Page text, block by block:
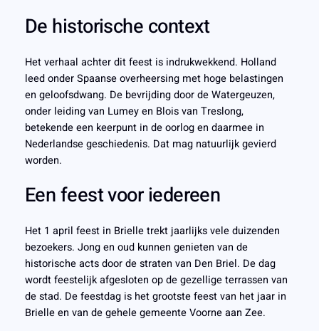
De historische context
Het verhaal achter dit feest is indrukwekkend. Holland
leed onder Spaanse overheersing met hoge belastingen
en geloofsdwang. De bevrijding door de Watergeuzen,
onder leiding van Lumey en Blois van Treslong,
betekende een keerpunt in de oorlog en daarmee in
Nederlandse geschiedenis. Dat mag natuurlijk gevierd
worden.
Een feest voor iedereen
Het 1 april feest in Brielle trekt jaarlijks vele duizenden
bezoekers. Jong en oud kunnen genieten van de
historische acts door de straten van Den Briel. De dag
wordt feestelijk afgesloten op de gezellige terrassen van
de stad. De feestdag is het grootste feest van het jaar in
Brielle en van de gehele gemeente Voorne aan Zee.